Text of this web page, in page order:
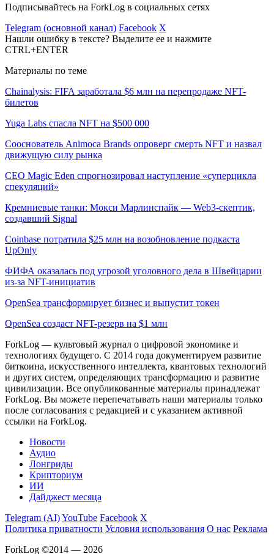
Подписывайтесь на ForkLog в социальных сетях
Telegram (основной канал) Facebook X
Нашли ошибку в тексте? Выделите ее и нажмите
CTRL+ENTER
Материалы по теме
Chainalysis: FIFA заработала $6 млн на перепродаже NFT-
билетов
Yuga Labs спасла NFT на $500 000
Сооснователь Animoca Brands опроверг смерть NFT и назвал
движущую силу рынка
CEO Magic Eden спрогнозировал наступление «суперцикла
спекуляций»
Кремниевые танки: Мокси Марлинспайк — Web3-скептик,
создавший Signal
Coinbase потратила $25 млн на возобновление подкаста
UpOnly
ФИФА оказалась под угрозой уголовного дела в Швейцарии
из-за NFT-инициатив
OpenSea трансформирует бизнес и выпустит токен
OpenSea создаст NFT-резерв на $1 млн
ForkLog — культовый журнал о цифровой экономике и
технологиях будущего. С 2014 года документируем развитие
биткоина, искусственного интеллекта, квантовых технологий
и других систем, определяющих трансформацию и развитие
цивилизации. Все опубликованные материалы принадлежат
ForkLog. Вы можете перепечатывать наши материалы только
после согласования с редакцией и с указанием активной
ссылки на ForkLog.
Новости
Аудио
Лонгриды
Крипториум
ИИ
Дайджест месяца
Telegram (AI)YouTube Facebook X
Политика приватности Условия использования О нас Реклама
ForkLog ©2014 — 2026